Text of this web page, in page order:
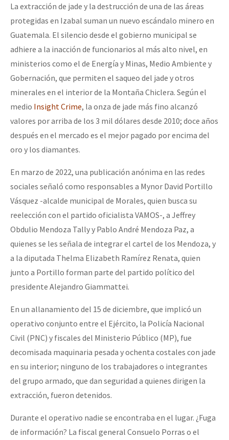
La extracción de jade y la destrucción de una de las áreas
protegidas en Izabal suman un nuevo escándalo minero en
Guatemala. El silencio desde el gobierno municipal se
adhiere a la inacción de funcionarios al más alto nivel, en
ministerios como el de Energía y Minas, Medio Ambiente y
Gobernación, que permiten el saqueo del jade y otros
minerales en el interior de la Montaña Chiclera. Según el
medio Insight Crime, la onza de jade más fino alcanzó
valores por arriba de los 3 mil dólares desde 2010; doce años
después en el mercado es el mejor pagado por encima del
oro y los diamantes.
En marzo de 2022, una publicación anónima en las redes
sociales señaló como responsables a Mynor David Portillo
Vásquez -alcalde municipal de Morales, quien busca su
reelección con el partido oficialista VAMOS-, a Jeffrey
Obdulio Mendoza Tally y Pablo André Mendoza Paz, a
quienes se les señala de integrar el cartel de los Mendoza, y
a la diputada Thelma Elizabeth Ramírez Renata, quien
junto a Portillo forman parte del partido político del
presidente Alejandro Giammattei.
En un allanamiento del 15 de diciembre, que implicó un
operativo conjunto entre el Ejército, la Policía Nacional
Civil (PNC) y fiscales del Ministerio Público (MP), fue
decomisada maquinaria pesada y ochenta costales con jade
en su interior; ninguno de los trabajadores o integrantes
del grupo armado, que dan seguridad a quienes dirigen la
extracción, fueron detenidos.
Durante el operativo nadie se encontraba en el lugar. ¿Fuga
de información? La fiscal general Consuelo Porras o el